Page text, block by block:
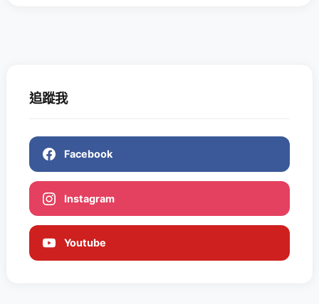
追蹤我
Facebook
Instagram
Youtube